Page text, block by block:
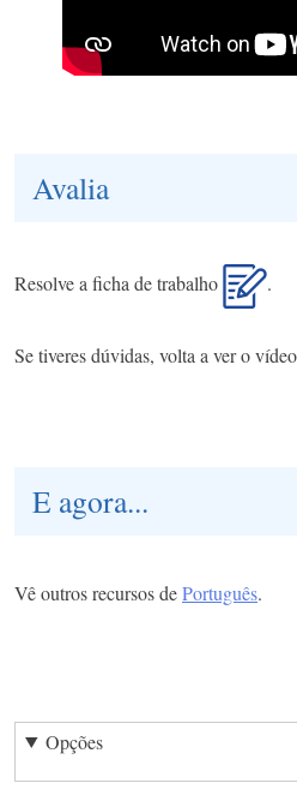
Avalia
Resolve a ficha de trabalho .
Se tiveres dúvidas, volta a ver o
E agora...
Vê outros recursos dePortuguês.
Opções